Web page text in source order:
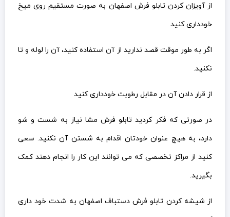
از آویزان کردن تابلو فرش اصفهان به صورت مستقیم روی میخ
خودداری کنید
اگر به طور موقت قصد ندارید از آن استفاده کنید، آن را لوله و تا
نکنید.
از قرار دادن آن در مقابل رطوبت خودداری کنید
در صورتی که فکر کردید تابلو فرش مشا نیاز به شست و شو
دارد، به هیچ عنوان خودتان اقدام به شستن آن نکنید. سعی
کنید از مراکز تخصصی که می توانند این کار را انجام دهند کمک
بگیرید.
از شیشه کردن تابلو فرش دستباف اصفهان به شدت خود داری